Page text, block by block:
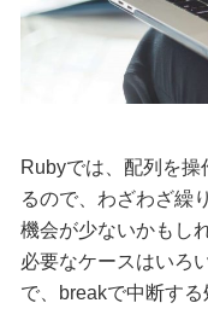
Rubyでは、配列を
るので、わざわざ繰
機会が少ないかもし
必要なケースはいろ
で、breakで中断する